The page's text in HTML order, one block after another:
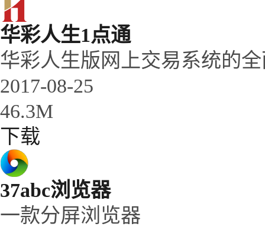
华彩人生1点通
华彩人生版网上交易系统的
2017-08-25
46.3M
下载
37abc浏览器
一款分屏浏览器